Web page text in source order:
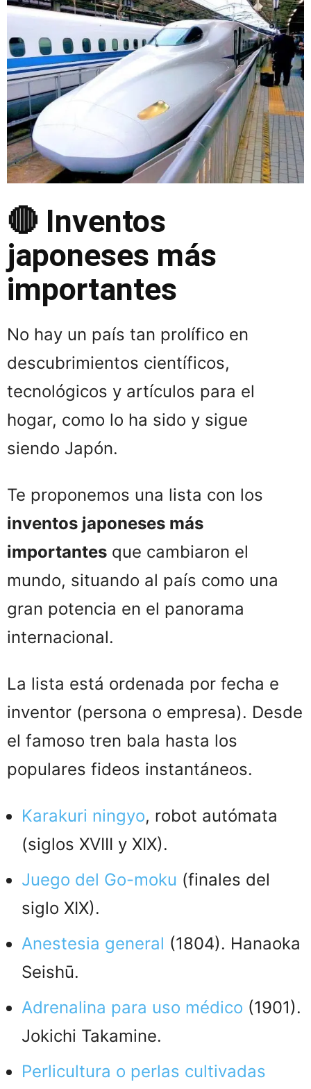
🔴 Inventos
japoneses más
importantes
No hay un país tan prolífico en
descubrimientos científicos,
tecnológicos y artículos para el
hogar, como lo ha sido y sigue
siendo Japón.
Te proponemos una lista con los
inventos japoneses más
importantes que cambiaron el
mundo, situando al país como una
gran potencia en el panorama
internacional.
La lista está ordenada por fecha e
inventor (persona o empresa). Desde
el famoso tren bala hasta los
populares fideos instantáneos.
Karakuri ningyo, robot autómata
(siglos XVIII y XIX).
Juego del Go-moku (finales del
siglo XIX).
Anestesia general (1804). Hanaoka
Seishū.
Adrenalina para uso médico (1901).
Jokichi Takamine.
Perlicultura o perlas cultivadas